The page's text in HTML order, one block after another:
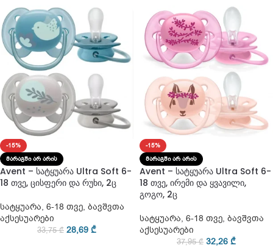
-15%
ᲛᲐᲠᲐᲒᲨᲘ ᲐᲠ ᲐᲠᲘᲡ
Avent – სატყუარა Ultra Soft 6-
18 თვე, ცისფერი და რუხი, 2ც
სატყუარა, 6-18 თვე, ბავშვთა
აქსესუარები
33,75₾ 28,69 ₾
-15%
ᲛᲐᲠᲐᲒᲨᲘ ᲐᲠ ᲐᲠᲘᲡ
Avent – სატყუარა Ultra Soft 6-
18 თვე, ირემი და ყვავილი,
გოგო, 2ც
სატყუარა, 6-18 თვე, ბავშვთა
აქსესუარები
37,95₾ 32,26 ₾